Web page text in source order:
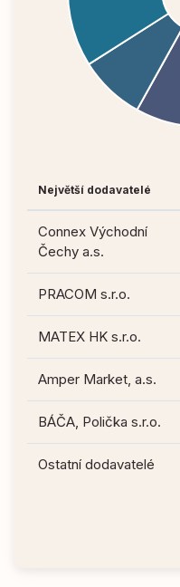
Největší dodavatelé
Connex Východní
Čechy a.s.
PRACOM s.r.o.
MATEX HK s.r.o.
Amper Market, a.s.
BÁČA, Polička s.r.o.
Ostatní dodavatelé